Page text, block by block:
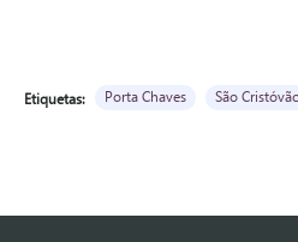
Etiquetas: Porta Chaves São